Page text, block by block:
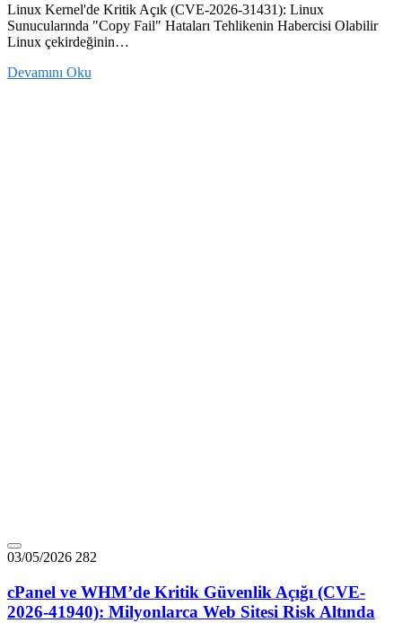
Linux Kernel'de Kritik Açık (CVE-2026-31431): Linux
Sunucularında "Copy Fail" Hataları Tehlikenin Habercisi Olabilir
Linux çekirdeğinin…
Devamını Oku
03/05/2026 282
cPanel ve WHM’de Kritik Güvenlik Açığı (CVE-
2026-41940): Milyonlarca Web Sitesi Risk Altında